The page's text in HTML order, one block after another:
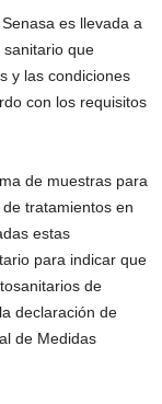
es llevada a
sanitario que
y las condiciones
con los requisitos
de muestras para
tratamientos en
estas
para indicar que
de
declaración de
de Medidas